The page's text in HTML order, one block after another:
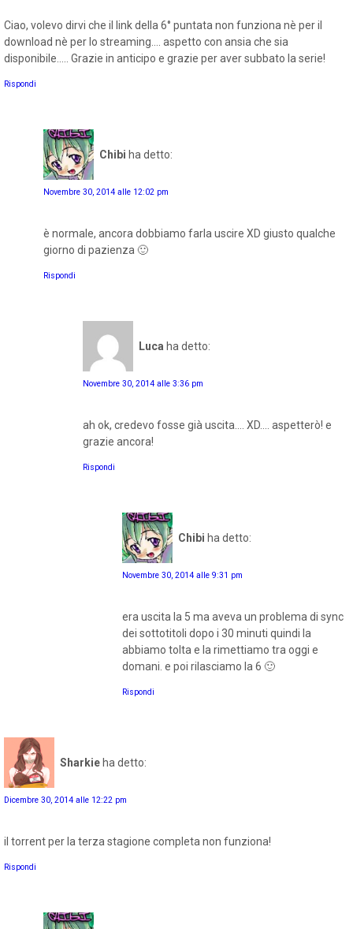
Ciao, volevo dirvi che il link della 6° puntata non funziona nè per il
download nè per lo streaming.... aspetto con ansia che sia
disponibile..... Grazie in anticipo e grazie per aver subbato la serie!
Rispondi
Chibi ha detto:
Novembre 30, 2014 alle 12:02 pm
è normale, ancora dobbiamo farla uscire XD giusto qualche
giorno di pazienza 🙂
Rispondi
Luca ha detto:
Novembre 30, 2014 alle 3:36 pm
ah ok, credevo fosse già uscita.... XD.... aspetterò! e
grazie ancora!
Rispondi
Chibi ha detto:
Novembre 30, 2014 alle 9:31 pm
era uscita la 5 ma aveva un problema di sync
dei sottotitoli dopo i 30 minuti quindi la
abbiamo tolta e la rimettiamo tra oggi e
domani. e poi rilasciamo la 6 🙂
Rispondi
Sharkieha detto:
Dicembre 30, 2014 alle 12:22 pm
il torrent per la terza stagione completa non funziona!
Rispondi